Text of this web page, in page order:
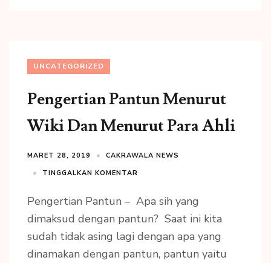
UNCATEGORIZED
Pengertian Pantun Menurut
Wiki Dan Menurut Para Ahli
MARET 28, 2019
CAKRAWALA NEWS
TINGGALKAN KOMENTAR
Pengertian Pantun – Apa sih yang
dimaksud dengan pantun? Saat ini kita
sudah tidak asing lagi dengan apa yang
dinamakan dengan pantun, pantun yaitu